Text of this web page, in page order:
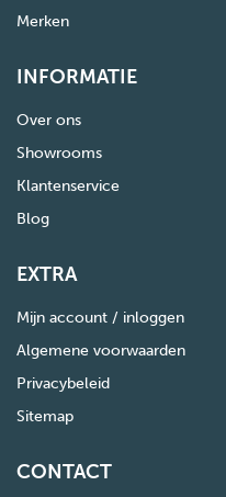
Merken
INFORMATIE
Over ons
Showrooms
Klantenservice
Blog
EXTRA
Mijn account / inloggen
Algemene voorwaarden
Privacybeleid
Sitemap
CONTACT